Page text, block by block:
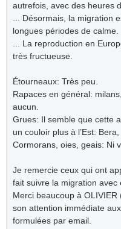
autrefois, avec des heures
... Désormais, la migration
longues périodes de
... La reproduction en
très fructueuse.
Étourneaux: Très peu.
Rapaces en général:
aucun.
Grues: Il semble que cette
un couloir plus à l’Est: Bera,
Cormorans, oies, geais: Ni
Je remercie ceux qui ont
fait suivre la migration avec
Merci beaucoup à
son attention immédiate
formulées par email.